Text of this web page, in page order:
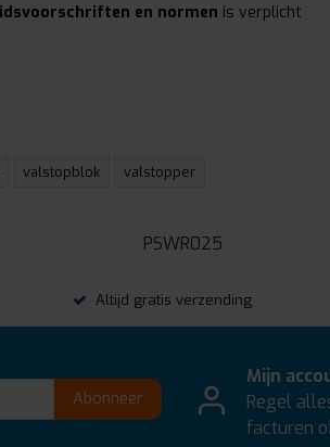
en normen is verplicht
valstopblok valstopper
PSWR025
Altijd gratis verzending
Abonneer
Mijn
Regel
facturen